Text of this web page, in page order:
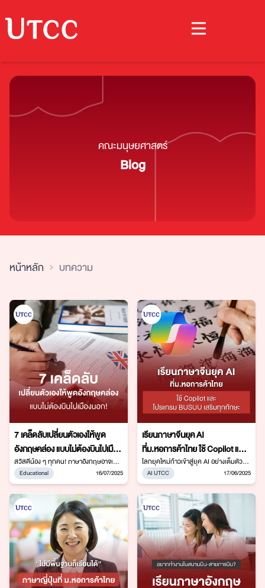
คณะมนุษยศาสตร์
Blog
หน้าหลัก บทความ
7 เคล็ดลับเปลี่ยนตัวเองให้พูด
อังกฤษคล่อง แบบไม่ต้องบินไปเมือง
นอก!
สวัสดีน้อง ๆ ทุกคน! ภาษาอังกฤษอาจเคย
ดูน่ากลัว แต่จริงๆ แล้วมันสนุกกว่าที่คิด
เยอะ วันนี้พี่มี 7 เคล็ดลับเด็ดๆ ที่จะช่วยให้
น้อง ๆ พูดอังกฤษได้ลื่นปื๊ด แบบไม่ต้องไป
ต่างประเทศสักก้าวเดียว แถมยังสนุก
เพลิน และได้ใช้ในชีวิตจริงแน่นอน!
Educational 16/07/2025
เรียนภาษาจีนยุค AI
ที่ม.หอการค้าไทย ใช้ Copilot และ
โปรแกรม BUSUU เสริมทุกทักษะ
โลกยุคใหม่ก้าวเข้าสู่ยุค AI อย่างเต็มตัว
เทคโนโลยีนี้เข้ามามีบทบาทสำคัญในหลาก
หลายวงการ รวมถึงวงการวรรณกรรม
และการเรียนรู้ภาษา นักศึกษาสาขาภาษา
จีน คณะมนุษยศาสตร์ มหาวิทยาลัย
หอการค้าไทย
AI UTCC 17/06/2025